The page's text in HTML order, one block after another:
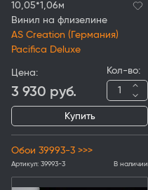
10,05*1,06м
Винил на флизелине
AS Creation (Германия)
Pacifica Deluxe
Цена:
3 930 руб.
Кол-во:
Купить
Обои 39993-3 >>>
Артикул: 39993-3 В наличии